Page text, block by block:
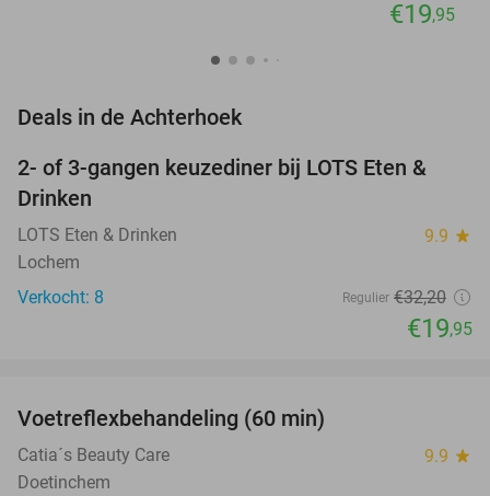
€19,95
Deals in de Achterhoek
38%
TODAY
2- of 3-gangen keuzediner bij LOTS Eten &
Drinken
LOTS Eten & Drinken 9.9 star
Lochem
Verkocht: 8
Regulier €32,20
€19,95
Voetreflexbehandeling (60 min)
Catia´s Beauty Care 9.9 star
Doetinchem